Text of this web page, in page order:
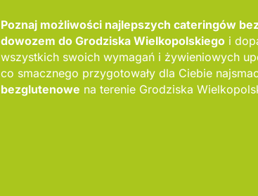
Poznaj możliwości najlepszych cateringów
dowozem do Grodziska Wielkopolskiegoi
wszystkich swoich wymagań i żywieniowych
co smacznego przygotowały dla Ciebie
bezglutenowe na terenie Grodziska